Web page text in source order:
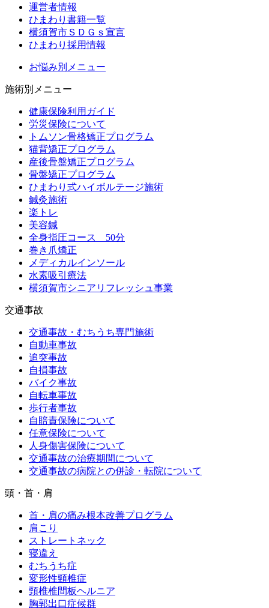
運営者情報
ひまわり書籍一覧
横須賀市ＳＤＧｓ宣言
ひまわり採用情報
お悩み別メニュー
施術別メニュー
健康保険利用ガイド
労災保険について
トムソン骨格矯正プログラム
猫背矯正プログラム
産後骨盤矯正プログラム
骨盤矯正プログラム
ひまわり式ハイボルテージ施術
鍼灸施術
楽トレ
美容鍼
全身指圧コース 50分
巻き爪矯正
メディカルインソール
水素吸引療法
横須賀市シニアリフレッシュ事業
交通事故
交通事故・むちうち専門施術
自動車事故
追突事故
自損事故
バイク事故
自転車事故
歩行者事故
自賠責保険について
任意保険について
人身傷害保険について
交通事故の治療期間について
交通事故の病院との併診・転院について
頭・首・肩
首・肩の痛み根本改善プログラム
肩こり
ストレートネック
寝違え
むちうち症
変形性頸椎症
頸椎椎間板ヘルニア
胸郭出口症候群